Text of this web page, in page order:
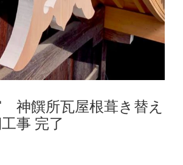
神饌所瓦屋根葺き替え
事 完了